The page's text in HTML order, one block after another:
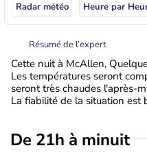
Radar météo Heure par
Résumé de l’expert
Cette nuit à McAllen,
Les températures seront
seront très chaudes l'après-
La fiabilité de la situation est
De 21h à minuit